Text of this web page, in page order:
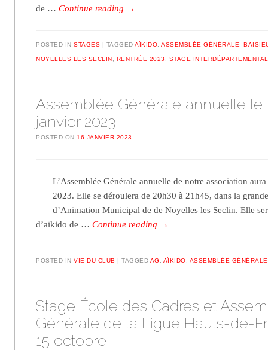
de …Continue reading →
POSTED INSTAGES TAGGEDAÏKIDO,ASSEMBLÉE GÉNÉRALE,
NOYELLES LES SECLIN, RENTRÉE 2023 , STAGE INTERDÉPARTEMENTAL
Assemblée Générale annuelle le
janvier 2023
POSTED ON 16 JANVIER 2023
L’Assemblée Générale annuelle de notre association
2023. Elle se déroulera de 20h30 à 21h45, dans la
d’Animation Municipal de de Noyelles les Seclin. Elle
d’aïkido de …Continue reading →
POSTED INVIE DU CLUB TAGGED AG AÏKIDO ASSEMBLÉE GÉNÉRALE
Stage École des Cadres et
Générale de la Ligue Hauts-de-
15 octobre